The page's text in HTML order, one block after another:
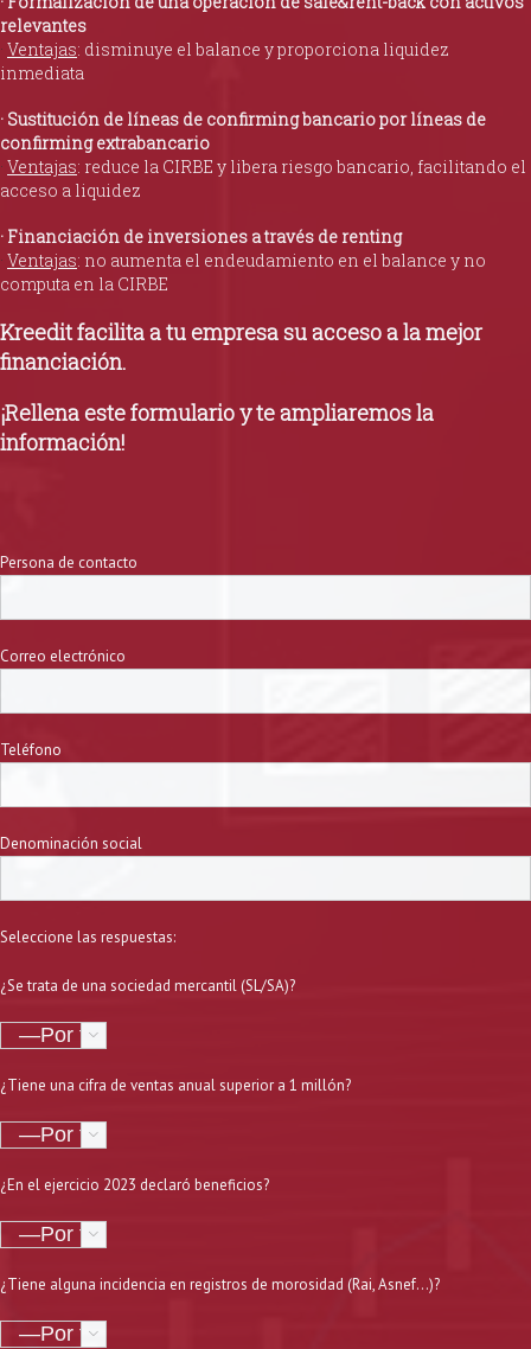
relevantes
· Ventajas: disminuye el balance y proporciona liquidez
inmediata
· Sustitución de líneas de confirming bancario por líneas de
confirming extrabancario
· Ventajas: reduce la CIRBE y libera riesgo bancario, facilitando el
acceso a liquidez
· Financiación de inversiones a través de renting
· Ventajas: no aumenta el endeudamiento en el balance y no
computa en la CIRBE
Kreedit facilita a tu empresa su acceso a la mejor
financiación.
¡Rellena este formulario y te ampliaremos la
información!
Persona de contacto
Correo electrónico
Teléfono
Denominación social
Seleccione las respuestas:
¿Se trata de una sociedad mercantil (SL/SA)?

¿Tiene una cifra de ventas anual superior a 1 millón?

¿En el ejercicio 2023 declaró beneficios?

¿Tiene alguna incidencia en registros de morosidad (Rai, Asnef…)?
